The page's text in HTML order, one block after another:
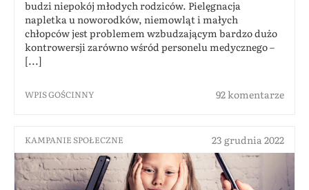
budzi niepokój młodych rodziców. Pielęgnacja
napletka u noworodków, niemowląt i małych
chłopców jest problemem wzbudzającym bardzo dużo
kontrowersji zarówno wśród personelu medycznego –
[...]
WPIS GOŚCINNY 92 komentarze
KAMPANIE SPOŁECZNE 23 grudnia 2022